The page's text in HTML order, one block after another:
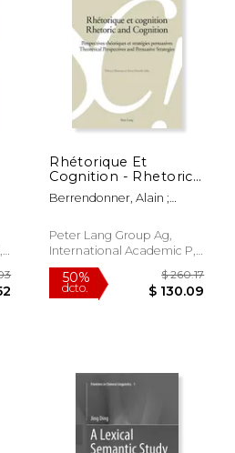
dcto.
Rhétorique Et
Cognition - Rhetoric
and Cognition:
Perspectives
Stratégies Persuasives
- Theoretical
Persuasive Strategi
(en Francés)
Berrendonner, Alain ;
Maillat, Didier
Peter Lang Group Ag,
International Academic P,
Tapa Blanda, Nuevo